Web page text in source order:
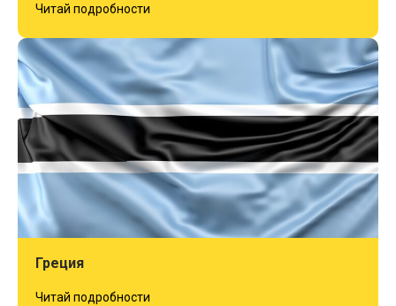
Читай подробности
Греция
Читай подробности